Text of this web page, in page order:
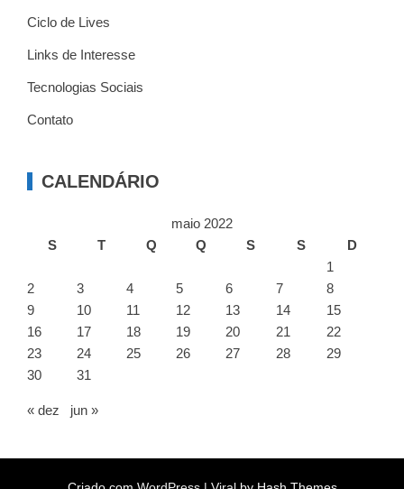
Ciclo de Lives
Links de Interesse
Tecnologias Sociais
Contato
CALENDÁRIO
maio 2022
S
T Q Q S S
D
1
2
3 4 5 6 7
8
9
10 11 12 13 14
15
16
17 18 19 20 21
22
23
24 25 26 27 28
29
30
31
« dez jun »